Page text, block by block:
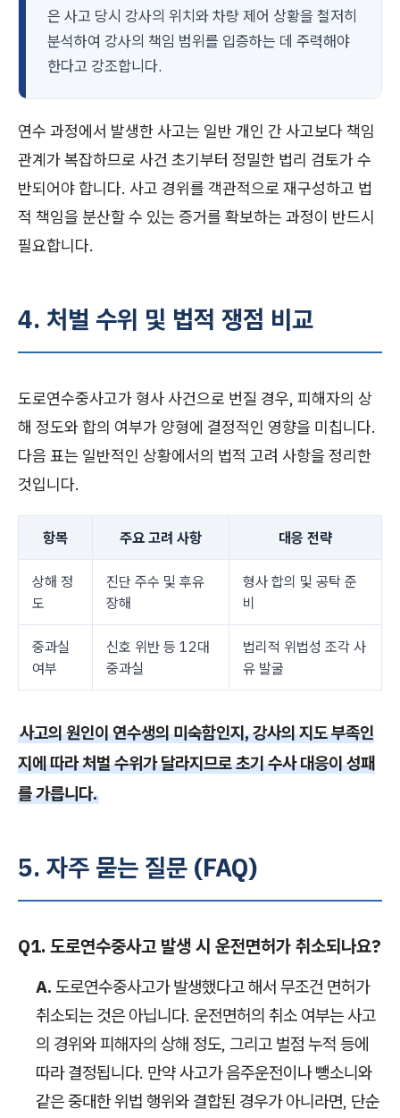
은 사고 당시 강사의 위치와 차량 제어 상황을 철저히
분석하여 강사의 책임 범위를 입증하는 데 주력해야
한다고 강조합니다.
연수 과정에서 발생한 사고는 일반 개인 간 사고보다 책임
관계가 복잡하므로 사건 초기부터 정밀한 법리 검토가 수
반되어야 합니다. 사고 경위를 객관적으로 재구성하고 법
적 책임을 분산할 수 있는 증거를 확보하는 과정이 반드시
필요합니다.
4. 처벌 수위 및 법적 쟁점 비교
도로연수중사고가 형사 사건으로 번질 경우, 피해자의 상
해 정도와 합의 여부가 양형에 결정적인 영향을 미칩니다.
다음 표는 일반적인 상황에서의 법적 고려 사항을 정리한
것입니다.
항목 주요 고려 사항 대응 전략
상해 정
도
진단 주수 및 후유
장해
형사 합의 및 공탁 준
비
중과실
여부
신호 위반 등 12대
중과실
법리적 위법성 조각 사
유 발굴
사고의 원인이 연수생의 미숙함인지, 강사의 지도 부족인
지에 따라 처벌 수위가 달라지므로 초기 수사 대응이 성패
를 가릅니다.
5. 자주 묻는 질문 (FAQ)
Q1. 도로연수중사고 발생 시 운전면허가 취소되나요?
A. 도로연수중사고가 발생했다고 해서 무조건 면허가
취소되는 것은 아닙니다. 운전면허의 취소 여부는 사고
의 경위와 피해자의 상해 정도, 그리고 벌점 누적 등에
따라 결정됩니다. 만약 사고가 음주운전이나 뺑소니와
같은 중대한 위법 행위와 결합된 경우가 아니라면, 단순